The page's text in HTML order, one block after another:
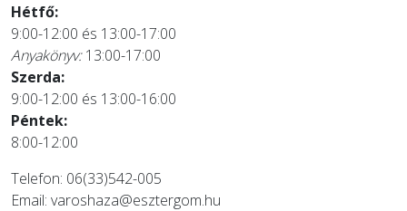
Hétfő:
9:00-12:00 és 13:00-17:00
Anyakönyv:13:00-17:00
Szerda:
9:00-12:00 és 13:00-16:00
Péntek:
8:00-12:00
Telefon: 06(33)542-005
Email: varoshaza@esztergom.hu